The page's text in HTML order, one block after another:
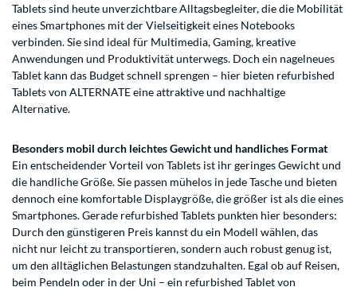
Tablets sind heute unverzichtbare Alltagsbegleiter, die die Mobilität
eines Smartphones mit der Vielseitigkeit eines Notebooks
verbinden. Sie sind ideal für Multimedia, Gaming, kreative
Anwendungen und Produktivität unterwegs. Doch ein nagelneues
Tablet kann das Budget schnell sprengen – hier bieten refurbished
Tablets von ALTERNATE eine attraktive und nachhaltige
Alternative.
Besonders mobil durch leichtes Gewicht und handliches Format
Ein entscheidender Vorteil von Tablets ist ihr geringes Gewicht und
die handliche Größe. Sie passen mühelos in jede Tasche und bieten
dennoch eine komfortable Displaygröße, die größer ist als die eines
Smartphones. Gerade refurbished Tablets punkten hier besonders:
Durch den günstigeren Preis kannst du ein Modell wählen, das
nicht nur leicht zu transportieren, sondern auch robust genug ist,
um den alltäglichen Belastungen standzuhalten. Egal ob auf Reisen,
beim Pendeln oder in der Uni – ein refurbished Tablet von